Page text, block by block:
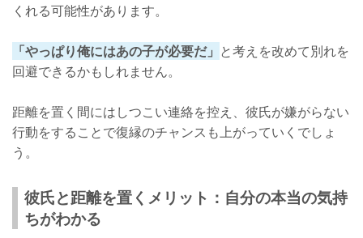
くれる可能性があります。
「やっぱり俺にはあの子が必要だ」 と考えを改めて別れを
回避できるかもしれません。
距離を置く間にはしつこい連絡を控え、彼氏が嫌がらない
行動をすることで復縁のチャンスも上がっていくでしょ
う。
彼氏と距離を置くメリット：自分の本当の気持
ちがわかる